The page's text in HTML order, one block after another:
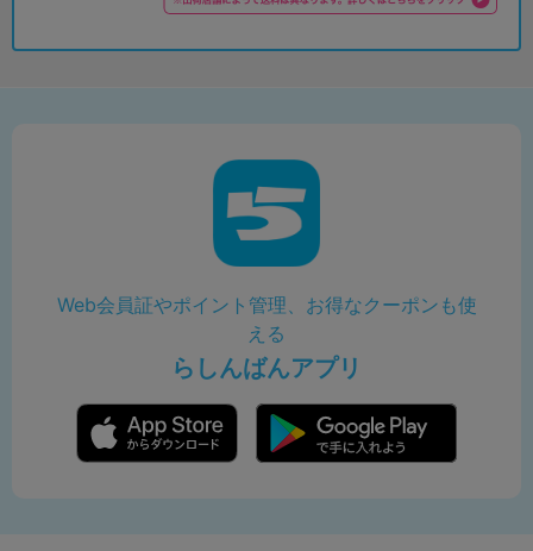
Web会員証やポイント管理、お得なクーポンも使
える
らしんばんアプリ